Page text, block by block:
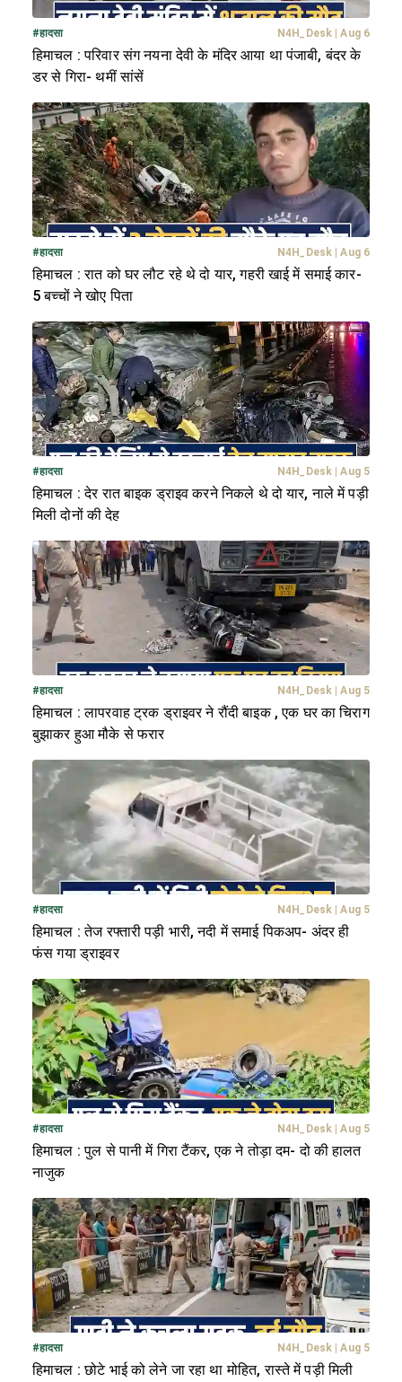
#हादसा N4H_Desk Aug 6
हिमाचल : परिवार संग नयना देवी के मंदिर आया था पंजाबी, बंदर के
डर से गिरा- थमीं सांसें
#हादसा N4H_Desk Aug 6
हिमाचल : रात को घर लौट रहे थे दो यार, गहरी खाई में समाई कार-
5 बच्चों ने खोए पिता
#हादसा N4H_Desk Aug 5
हिमाचल : देर रात बाइक ड्राइव करने निकले थे दो यार, नाले में पड़ी
मिली दोनों की देह
#हादसा N4H_Desk Aug 5
हिमाचल : लापरवाह ट्रक ड्राइवर ने रौंदी बाइक , एक घर का चिराग
बुझाकर हुआ मौके से फरार
#हादसा N4H_Desk Aug 5
हिमाचल : तेज रफ्तारी पड़ी भारी, नदी में समाई पिकअप- अंदर ही
फंस गया ड्राइवर
#हादसा N4H_Desk Aug 5
हिमाचल : पुल से पानी में गिरा टैंकर, एक ने तोड़ा दम- दो की हालत
नाजुक
#हादसा N4H_Desk Aug 5
हिमाचल : छोटे भाई को लेने जा रहा था मोहित, रास्ते में पड़ी मिली